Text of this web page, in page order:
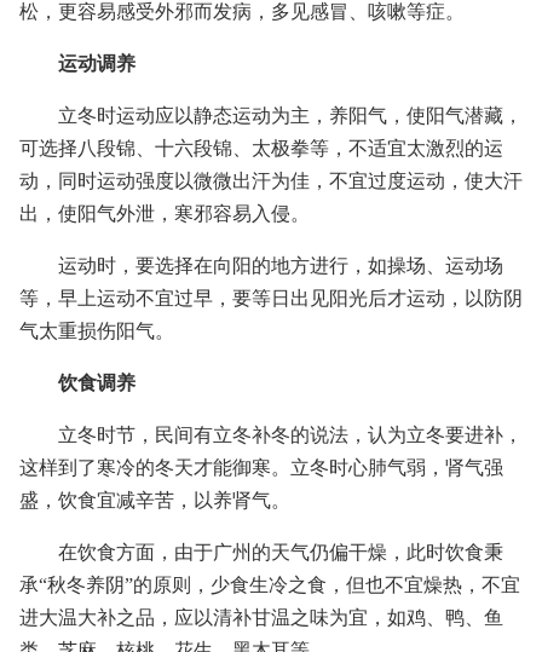
松，更容易感受外邪而发病，多见感冒、咳嗽等症。
运动调养
立冬时运动应以静态运动为主，养阳气，使阳气潜藏，
可选择八段锦、十六段锦、太极拳等，不适宜太激烈的运
动，同时运动强度以微微出汗为佳，不宜过度运动，使大汗
出，使阳气外泄，寒邪容易入侵。
运动时，要选择在向阳的地方进行，如操场、运动场
等，早上运动不宜过早，要等日出见阳光后才运动，以防阴
气太重损伤阳气。
饮食调养
立冬时节，民间有立冬补冬的说法，认为立冬要进补，
这样到了寒冷的冬天才能御寒。立冬时心肺气弱，肾气强
盛，饮食宜减辛苦，以养肾气。
在饮食方面，由于广州的天气仍偏干燥，此时饮食秉
承“秋冬养阴”的原则，少食生冷之食，但也不宜燥热，不宜
进大温大补之品，应以清补甘温之味为宜，如鸡、鸭、鱼